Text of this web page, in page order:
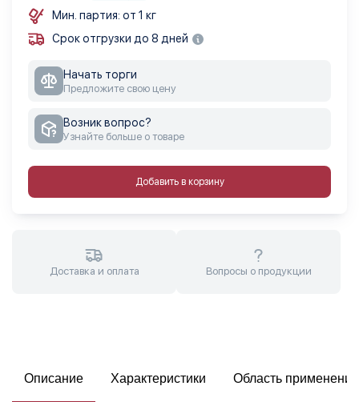
Мин. партия: от 1 кг
Срок отгрузки до 8 дней
Начать торги
Предложите свою цену
Возник вопрос?
Узнайте больше о товаре
Добавить в корзину
Доставка и оплата Вопросы о продукции
Описание Характеристики Область применения